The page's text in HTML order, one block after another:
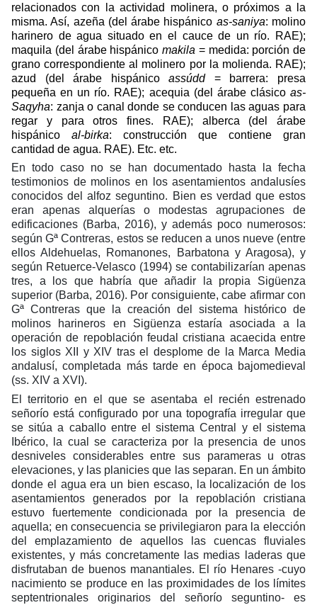
relacionados con la actividad molinera, o próximos a la
misma. Así, azeña (del árabe hispánico as-saniya: molino
harinero de agua situado en el cauce de un río. RAE);
maquila (del árabe hispánico makila = medida: porción de
grano correspondiente al molinero por la molienda. RAE);
azud (del árabe hispánicoassúdd = barrera: presa
pequeña en un río. RAE); acequia (del árabe clásico as-
Saqyha: zanja o canal donde se conducen las aguas para
regar y para otros fines. RAE); alberca (del árabe
hispánico al-birka: construcción que contiene gran
cantidad de agua. RAE). Etc. etc.
En todo caso no se han documentado hasta la fecha
testimonios de molinos en los asentamientos andalusíes
conocidos del alfoz seguntino. Bien es verdad que estos
eran apenas alquerías o modestas agrupaciones de
edificaciones (Barba, 2016), y además poco numerosos:
según Gª Contreras, estos se reducen a unos nueve (entre
ellos Aldehuelas, Romanones, Barbatona y Aragosa), y
según Retuerce-Velasco (1994) se contabilizarían apenas
tres, a los que habría que añadir la propia Sigüenza
superior (Barba, 2016). Por consiguiente, cabe afirmar con
Gª Contreras que la creación del sistema histórico de
molinos harineros en Sigüenza estaría asociada a la
operación de repoblación feudal cristiana acaecida entre
los siglos XII y XIV tras el desplome de la Marca Media
andalusí, completada más tarde en época bajomedieval
(ss. XIV a XVI).
El territorio en el que se asentaba el recién estrenado
señorío está configurado por una topografía irregular que
se sitúa a caballo entre el sistema Central y el sistema
Ibérico, la cual se caracteriza por la presencia de unos
desniveles considerables entre sus parameras u otras
elevaciones, y las planicies que las separan. En un ámbito
donde el agua era un bien escaso, la localización de los
asentamientos generados por la repoblación cristiana
estuvo fuertemente condicionada por la presencia de
aquella; en consecuencia se privilegiaron para la elección
del emplazamiento de aquellos las cuencas fluviales
existentes, y más concretamente las medias laderas que
disfrutaban de buenos manantiales. El río Henares -cuyo
nacimiento se produce en las proximidades de los límites
septentrionales originarios del señorío seguntino- es